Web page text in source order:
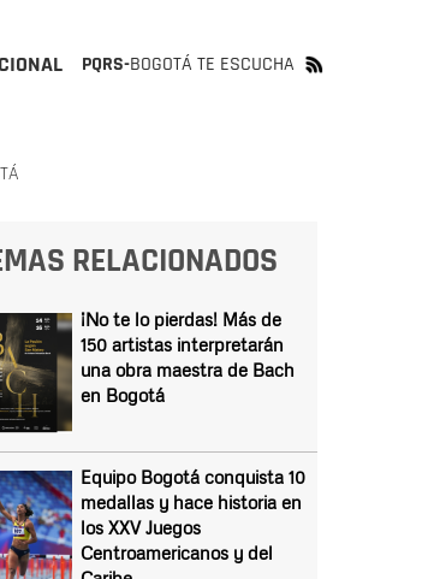
PQRS-BOGOTÁ TE ESCUCHA
RELACIONADOS
¡No te lo pierdas! Más de
150 artistas interpretarán
una obra maestra de Bach
en Bogotá
Equipo Bogotá conquista 10
medallas y hace historia en
los XXV Juegos
Centroamericanos y del